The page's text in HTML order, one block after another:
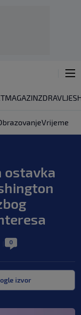
MAGAZINZDRAVLJE
Vrijeme
ostavka
0
izvor